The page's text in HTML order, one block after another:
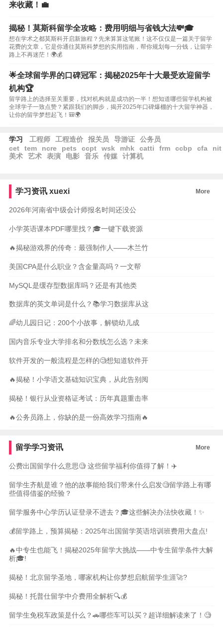
来收藏！💼
揭秘！莫斯科留学全攻略：费用明细与省钱大法💸🎓
想在学术之都莫斯科开启新旅程？先来算算这笔账！这不仅仅是一篇关于留学
花费的文章，它是你通往莫斯科梦想的实用指南，帮你规划每一分钱，让留学
路上不再迷茫！🌍💰
🌟全球留学界的口碑冠军：揭秘2025年十大最受欢迎留学
机构🏆
留学路上的选择至关重要，找对机构就是成功的一半！想知道哪些留学机构被
全球学子一致点赞？紧跟我们的脚步，揭开2025年口碑爆棚的十大留学神器，
让你的留学梦想起飞！🎒🌍
学习 工程师 工程造价 报关员 导游证
公务员
cet
tem ncre pets ccpt wsk mhk catti frm ccbp cfa
nit
美术
艺术 表演 电影 音乐 传媒 计算机
学习资讯 xuexi More
2026年河南省中级会计师报名时间还没公
小学英语课本PDF哪里找？🎓一键下载资源
🔥揭秘游戏界的传奇：最强制作人——木兰竹
美国CPA是什么职业？含金量高吗？一文帮
MySQL是缓存型数据库吗？还是有其他类
数据库的英文单词是什么？📚学习数据库从这
🌈幼儿园日记：200个小故事，解锁幼儿成
国内音乐专业大学排名和分数线怎么选？未来
软件开发的一般流程是怎样的🧐想知道软件开
🔥揭秘！小学语文基础知识宝典，从此告别阅
揭秘！银行从业资格证考试：历年真题重击率
🔥公务员路上，你缺的是一份高效学习指南🔥
留学学习资讯 More
公费出国留学什么意思🧐 这些留学福利你值得了解！✈️
留学生齐航是谁？他的故事能给我们带来什么启发🧐留学路上有哪
些值得借鉴的经验？
留学服务中心学历认证登录不进去？🎓这些解决办法快收藏！✨
💰留学路上，预算揭秘：2025年出国留学英语培训班费用大盘点!
🔥中专生也能飞！揭秘2025年留学大挑战——中专生留学条件大解
析🎓!
揭秘！北京留学圣地，哪家机构让你梦想启航留学生涯🚀?
揭秘！托普仕留学中介费用全解析🔍💰
留学生免税车政策是什么？🚗哪些车可以买？超详细解读来了！🧐